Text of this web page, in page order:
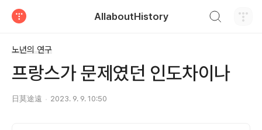
AllaboutHistory
노년의 연구
프랑스가 문제였던 인도차이나
日莫途遠 2023. 9. 9. 10:50